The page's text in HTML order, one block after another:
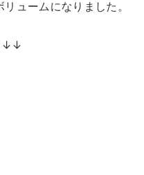
ュームになりました。